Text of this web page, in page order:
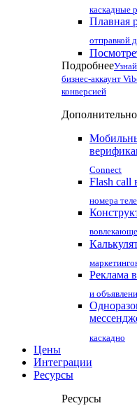
каскадные
Плавная
отправкой
Подробнее
бизнес-аккаунт
конверсией
Дополнительно
Connect
Flash call
номера
Реклама
и
каскадно
Цены
Интеграции
Ресурсы
Ресурсы